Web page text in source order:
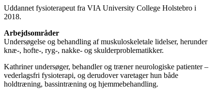
Uddannet fysioterapeut fra VIA University College Holstebro i
2018.
Arbejdsområder
Undersøgelse og behandling af muskuloskeletale lidelser, herunder
knæ-, hofte-, ryg-, nakke- og skulderproblematikker.
Kathriner undersøger, behandler og træner neurologiske patienter –
vederlagsfri fysioterapi, og derudover varetager hun både
holdtræning, bassintræning og hjemmebehandling.